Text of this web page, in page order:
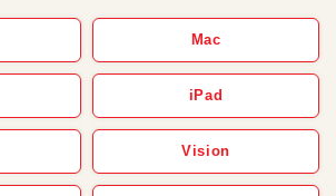
Mac
iPad
Vision